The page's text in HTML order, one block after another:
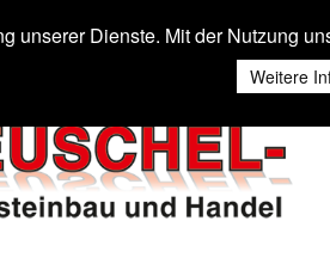
unserer Dienste. Mit der Nutzung
Weitere